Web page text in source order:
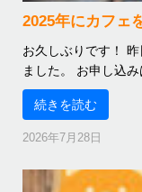
2025年にカフェ
お久しぶりです！
ました。 お申し込み
続きを読む
2026年7月28日